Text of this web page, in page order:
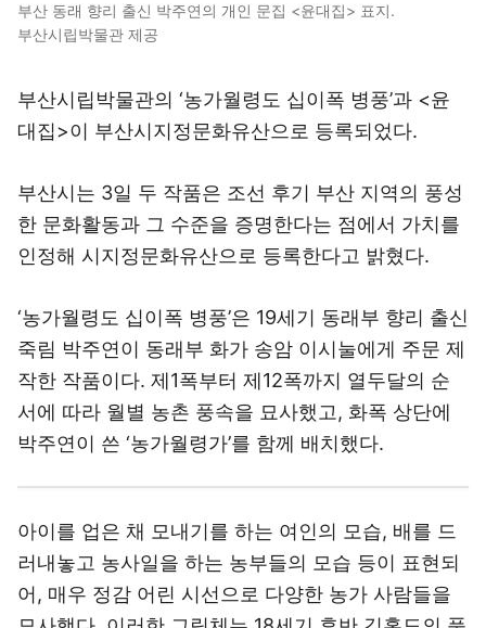
부산 동래 향리 출신 박주연의 개인 문집 <윤대집> 표지.
부산시립박물관 제공
부산시립박물관의 ‘농가월령도 십이폭 병풍’과 <윤
대집>이 부산시지정문화유산으로 등록되었다.
부산시는 3일 두 작품은 조선 후기 부산 지역의 풍성
한 문화활동과 그 수준을 증명한다는 점에서 가치를
인정해 시지정문화유산으로 등록한다고 밝혔다.
‘농가월령도 십이폭 병풍’은 19세기 동래부 향리 출신
죽림 박주연이 동래부 화가 송암 이시눌에게 주문 제
작한 작품이다. 제1폭부터 제12폭까지 열두달의 순
서에 따라 월별 농촌 풍속을 묘사했고, 화폭 상단에
박주연이 쓴 ‘농가월령가’를 함께 배치했다.
아이를 업은 채 모내기를 하는 여인의 모습, 배를 드
러내놓고 농사일을 하는 농부들의 모습 등이 표현되
어, 매우 정감 어린 시선으로 다양한 농가 사람들을